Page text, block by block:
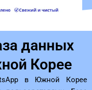
данных
Корее
в Южной Корее